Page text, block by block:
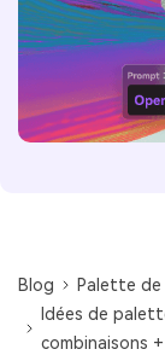
Blog
Palette de
Idées de
combinaisons